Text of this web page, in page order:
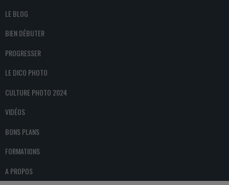
LE BLOG
BIEN DÉBUTER
PROGRESSER
LE DICO PHOTO
CULTURE PHOTO 2024
VIDÉOS
BONS PLANS
FORMATIONS
A PROPOS